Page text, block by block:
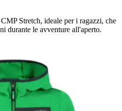
Stretch, ideale per i ragazzi, che
durante le avventure all'aperto.